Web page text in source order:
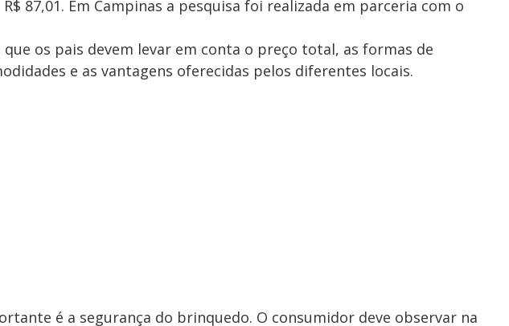
87,01. Em Campinas a pesquisa foi realizada em parceria com o
que os pais devem levar em conta o preço total, as formas de
e as vantagens oferecidas pelos diferentes locais.
é a segurança do brinquedo. O consumidor deve observar na